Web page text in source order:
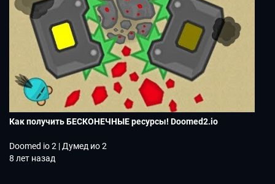
Как получить БЕСКОНЕЧНЫЕ ресурсы! Doomed2.io
Doomed io 2 | Думед ио 2
8 лет назад